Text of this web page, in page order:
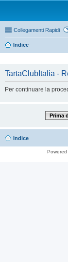
Collegamenti Rapidi
Indice
TartaClubItalia -
Per continuare la
Prima
Indice
Powered